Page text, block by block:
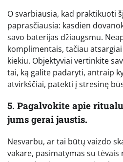
O svarbiausia, kad praktikuoti
paprasčiausia: kasdien
savo baterijas džiaugsmu.
komplimentais, tačiau
kiekiu. Objektyviai vertinkite
tai, ką galite padaryti, antraip
atvirkščiai, patekti į stresinę
5. Pagalvokite apie
jums gerai jaustis.
Nesvarbu, ar tai būtų vaizdo
vakare, pasimatymas su tėvais